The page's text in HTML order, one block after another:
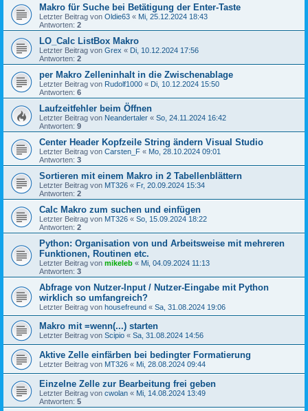
Makro für Suche bei Betätigung der Enter-Taste
Letzter Beitrag von Oldie63 « Mi, 25.12.2024 18:43
Antworten: 2
LO_Calc ListBox Makro
Letzter Beitrag von Grex « Di, 10.12.2024 17:56
Antworten: 2
per Makro Zelleninhalt in die Zwischenablage
Letzter Beitrag von Rudolf1000 « Di, 10.12.2024 15:50
Antworten: 6
Laufzeitfehler beim Öffnen
Letzter Beitrag von Neandertaler « So, 24.11.2024 16:42
Antworten: 9
Center Header Kopfzeile String ändern Visual Studio
Letzter Beitrag von Carsten_F « Mo, 28.10.2024 09:01
Antworten: 3
Sortieren mit einem Makro in 2 Tabellenblättern
Letzter Beitrag von MT326 « Fr, 20.09.2024 15:34
Antworten: 2
Calc Makro zum suchen und einfügen
Letzter Beitrag von MT326 « So, 15.09.2024 18:22
Antworten: 2
Python: Organisation von und Arbeitsweise mit mehreren
Funktionen, Routinen etc.
Letzter Beitrag von mikeleb « Mi, 04.09.2024 11:13
Antworten: 3
Abfrage von Nutzer-Input / Nutzer-Eingabe mit Python
wirklich so umfangreich?
Letzter Beitrag von housefreund « Sa, 31.08.2024 19:06
Makro mit =wenn(...) starten
Letzter Beitrag von Scipio « Sa, 31.08.2024 14:56
Aktive Zelle einfärben bei bedingter Formatierung
Letzter Beitrag von MT326 « Mi, 28.08.2024 09:44
Einzelne Zelle zur Bearbeitung frei geben
Letzter Beitrag von cwolan « Mi, 14.08.2024 13:49
Antworten: 5